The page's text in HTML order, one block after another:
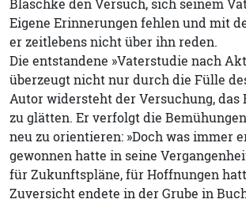
Blaschke den Versuch, sich seinem
Eigene Erinnerungen fehlen und mit
er zeitlebens nicht über ihn reden.
Die entstandene »Vaterstudie nach
überzeugt nicht nur durch die Fülle
Autor widersteht der Versuchung, das
zu glätten. Er verfolgt die
neu zu orientieren: »Doch was immer
gewonnen hatte in seine
für Zukunftspläne, für Hoffnungen
Zuversicht endete in der Grube in